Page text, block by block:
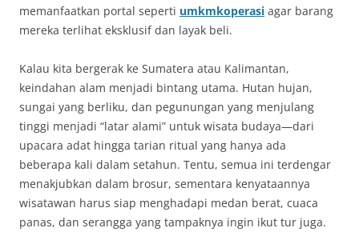
memanfaatkan portal seperti umkmkoperasi agar barang
mereka terlihat eksklusif dan layak beli.
Kalau kita bergerak ke Sumatera atau Kalimantan,
keindahan alam menjadi bintang utama. Hutan hujan,
sungai yang berliku, dan pegunungan yang menjulang
tinggi menjadi “latar alami” untuk wisata budaya—dari
upacara adat hingga tarian ritual yang hanya ada
beberapa kali dalam setahun. Tentu, semua ini terdengar
menakjubkan dalam brosur, sementara kenyataannya
wisatawan harus siap menghadapi medan berat, cuaca
panas, dan serangga yang tampaknya ingin ikut tur juga.